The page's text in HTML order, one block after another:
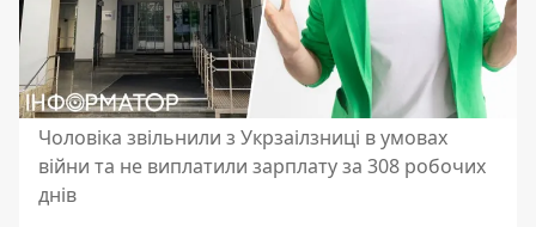
Чоловіка звільнили з Укрзаілзниці в умовах
війни та не виплатили зарплату за 308 робочих
днів